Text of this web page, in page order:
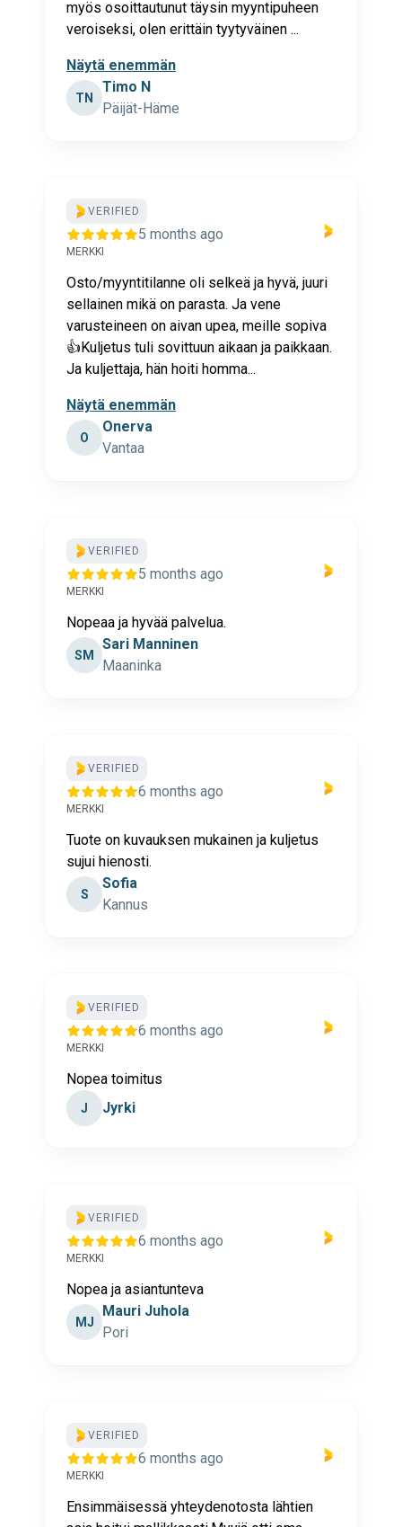
myös osoittautunut täysin myyntipuheen
veroiseksi, olen erittäin tyytyväinen ...
Näytä enemmän
TN
Timo N
Päijät-Häme
VERIFIED
5 months ago
MERKKI
Osto/myyntitilanne oli selkeä ja hyvä, juuri
sellainen mikä on parasta. Ja vene
varusteineen on aivan upea, meille sopiva
👍Kuljetus tuli sovittuun aikaan ja paikkaan.
Ja kuljettaja, hän hoiti homma...
Näytä enemmän
O
Onerva
Vantaa
VERIFIED
5 months ago
MERKKI
Nopeaa ja hyvää palvelua.
SM
Sari Manninen
Maaninka
VERIFIED
6 months ago
MERKKI
Tuote on kuvauksen mukainen ja kuljetus
sujui hienosti.
S
Sofia
Kannus
VERIFIED
6 months ago
MERKKI
Nopea toimitus
J Jyrki
VERIFIED
6 months ago
MERKKI
Nopea ja asiantunteva
MJ
Mauri Juhola
Pori
VERIFIED
6 months ago
MERKKI
Ensimmäisessä yhteydenotosta lähtien